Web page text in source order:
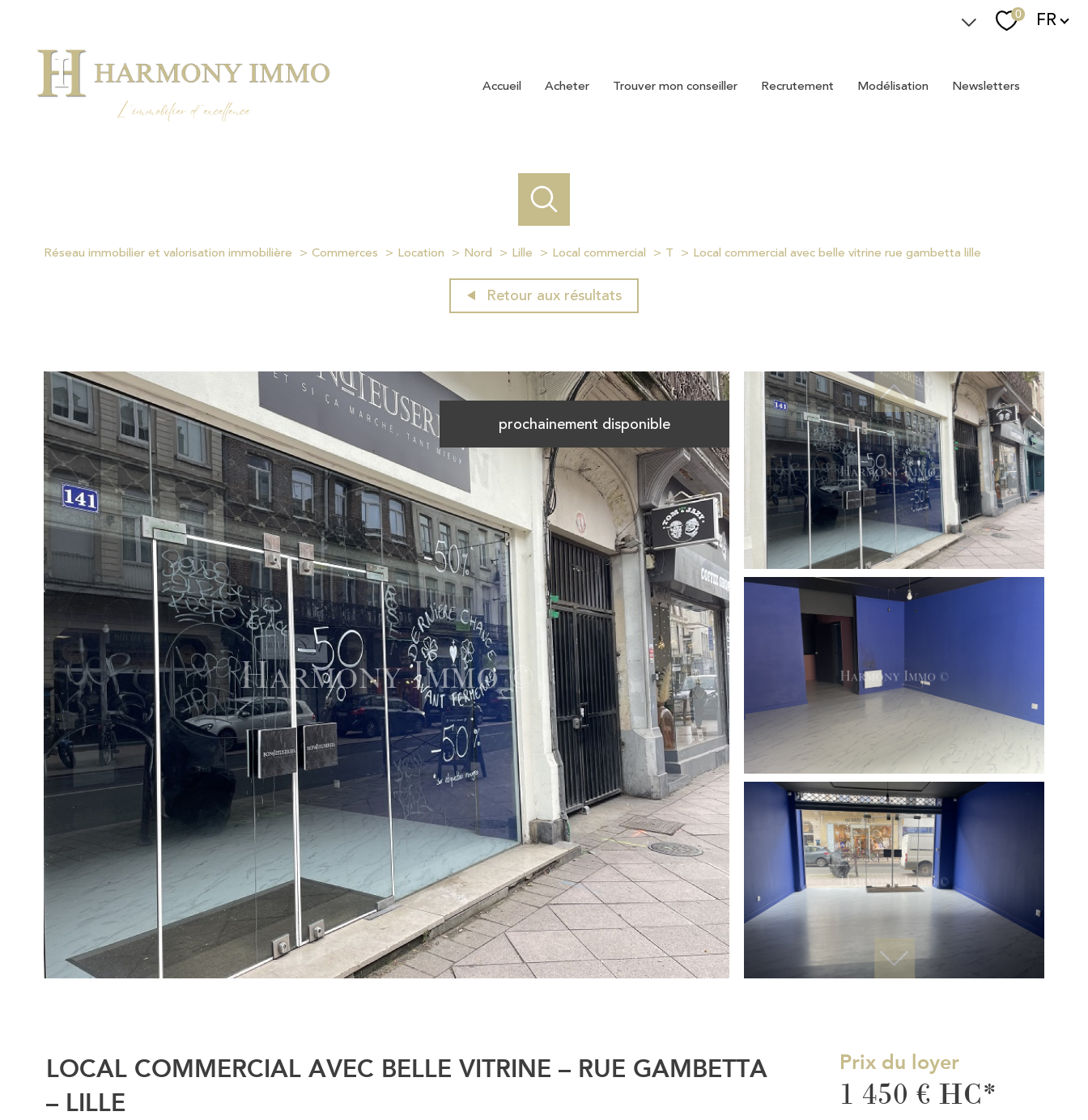
0 Langue
FR
accueil acheter trouver mon conseiller recrutement modélisation newsletters
Réseau immobilier et valorisation immobilière Commerces Location Nord Lille Local commercial T Local commercial avec belle vitrine rue gambetta lille
Retour aux résultats
prochainement disponible
LOCAL COMMERCIAL AVEC BELLE VITRINE – RUE GAMBETTA
– LILLE
Prix du loyer
1 450 € HC*